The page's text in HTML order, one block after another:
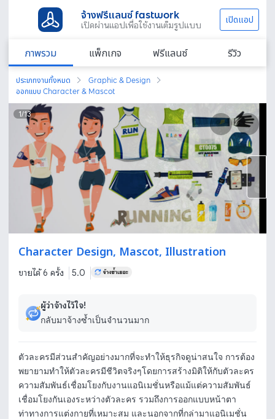
จ้างฟรีแลนซ์ fastwork
เปิดผ่านแอปเพื่อใช้งานเต็มรูปแบบ เปิดแอป
ภาพรวม แพ็กเกจ ฟรีแลนซ์ รีวิว
ประเภทงานทั้งหมด
Graphic & Design
ออกแบบ Character & Mascot
1/13
Character Design, Mascot, Illustration
ขายได้ 6 ครั้ง 5.0
ผู้ว่าจ้างไว้ใจ!
กลับมาจ้างซ้ำเป็นจำนวนมาก
ตัวละครมีส่วนสำคัญอย่างมากที่จะทำให้ธุรกิจดูน่าสนใจ การต้อง
พยายามทำให้ตัวละครมีชีวิตจริงๆโดยการสร้างมิติให้กับตัวละคร
ความสัมพันธ์เชื่อมโยงกับงานแอนิเมชั่นหรือแม้แต่ความสัมพันธ์
เชื่อมโยงกันเองระหว่างตัวละคร รวมถึงการออกแบบหน้าตา
ท่าทางการแต่งกายที่เหมาะสม และนอกจากที่กล่ามาแอนิเมชั่น